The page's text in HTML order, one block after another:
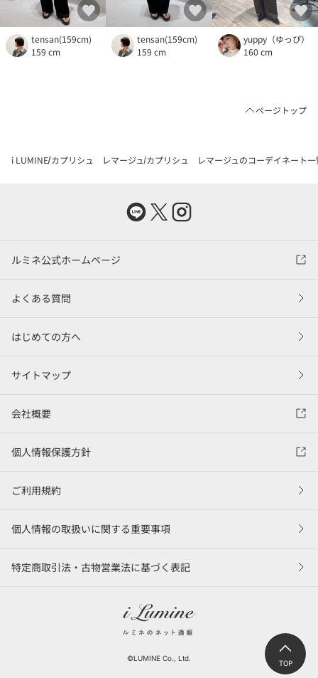
tensan(159cm)
159 cm
tensan(159cm)
159 cm
yuppy（ゆっぴ）
160 cm
TOP
ページトップ
i LUMINE カプリシュ レマージュ カプリシュ レマージュのコーデイネート一
ルミネ公式ホームページ
よくある質問
はじめての方へ
サイトマップ
会社概要
個人情報保護方針
ご利用規約
個人情報の取扱いに関する重要事項
特定商取引法・古物営業法に基づく表記
©LUMINE Co., Ltd.